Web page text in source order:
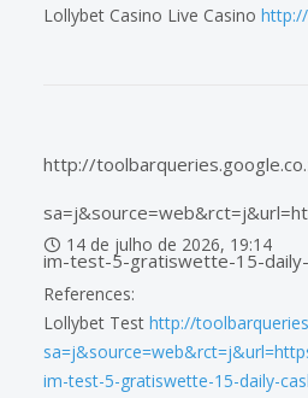
Lollybet Casino Live Casino
http://
im-test-5-gratiswette-15-daily-
14 de julho de 2026, 19:14
References:
Lollybet Test http://
im-test-5-gratiswette-15-daily-